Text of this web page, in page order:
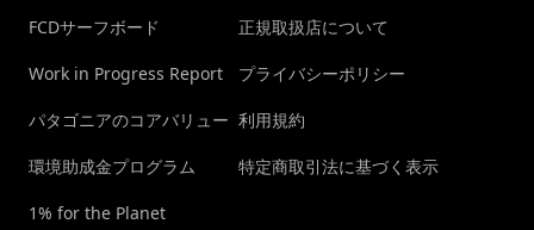
FCDサーフボード
Work in Progress Report
パタゴニアのコアバリュー
環境助成金プログラム
1% for the Planet
正規取扱店について
プライバシーポリシー
利用規約
特定商取引法に基づく表示